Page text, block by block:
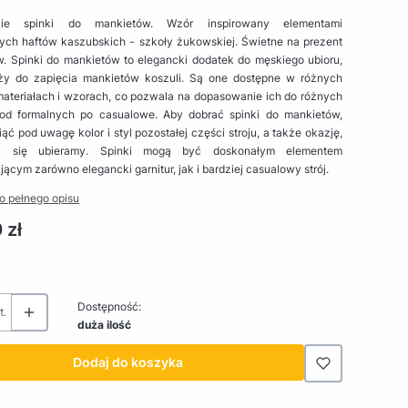
spinki do mankietów. Wzór inspirowany elementami
haftów kaszubskich - szkoły żukowskiej. Świetne na prezent
Spinki do mankietów to elegancki dodatek do męskiego ubioru,
do zapięcia mankietów koszuli. Są one dostępne w różnych
i wzorach, co pozwala na dopasowanie ich do różnych
formalnych po casualowe. Aby dobrać spinki do mankietów,
pod uwagę kolor i styl pozostałej części stroju, a także okazję,
się ubieramy. Spinki mogą być doskonałym elementem
zarówno elegancki garnitur, jak i bardziej casualowy strój.
pełnego opisu
Dostępność:
duża ilość
Dodaj do koszyka